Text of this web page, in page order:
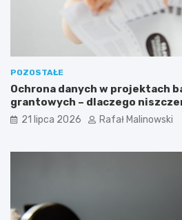
POZOSTAŁE
Ochrona danych w projektach
grantowych – dlaczego
musi być częścią procedury?
21 lipca 2026 Rafał Malinowski